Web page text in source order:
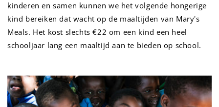
kinderen en samen kunnen we het volgende hongerige
kind bereiken dat wacht op de maaltijden van Mary's
Meals. Het kost slechts €22 om een kind een heel
schooljaar lang een maaltijd aan te bieden op school.